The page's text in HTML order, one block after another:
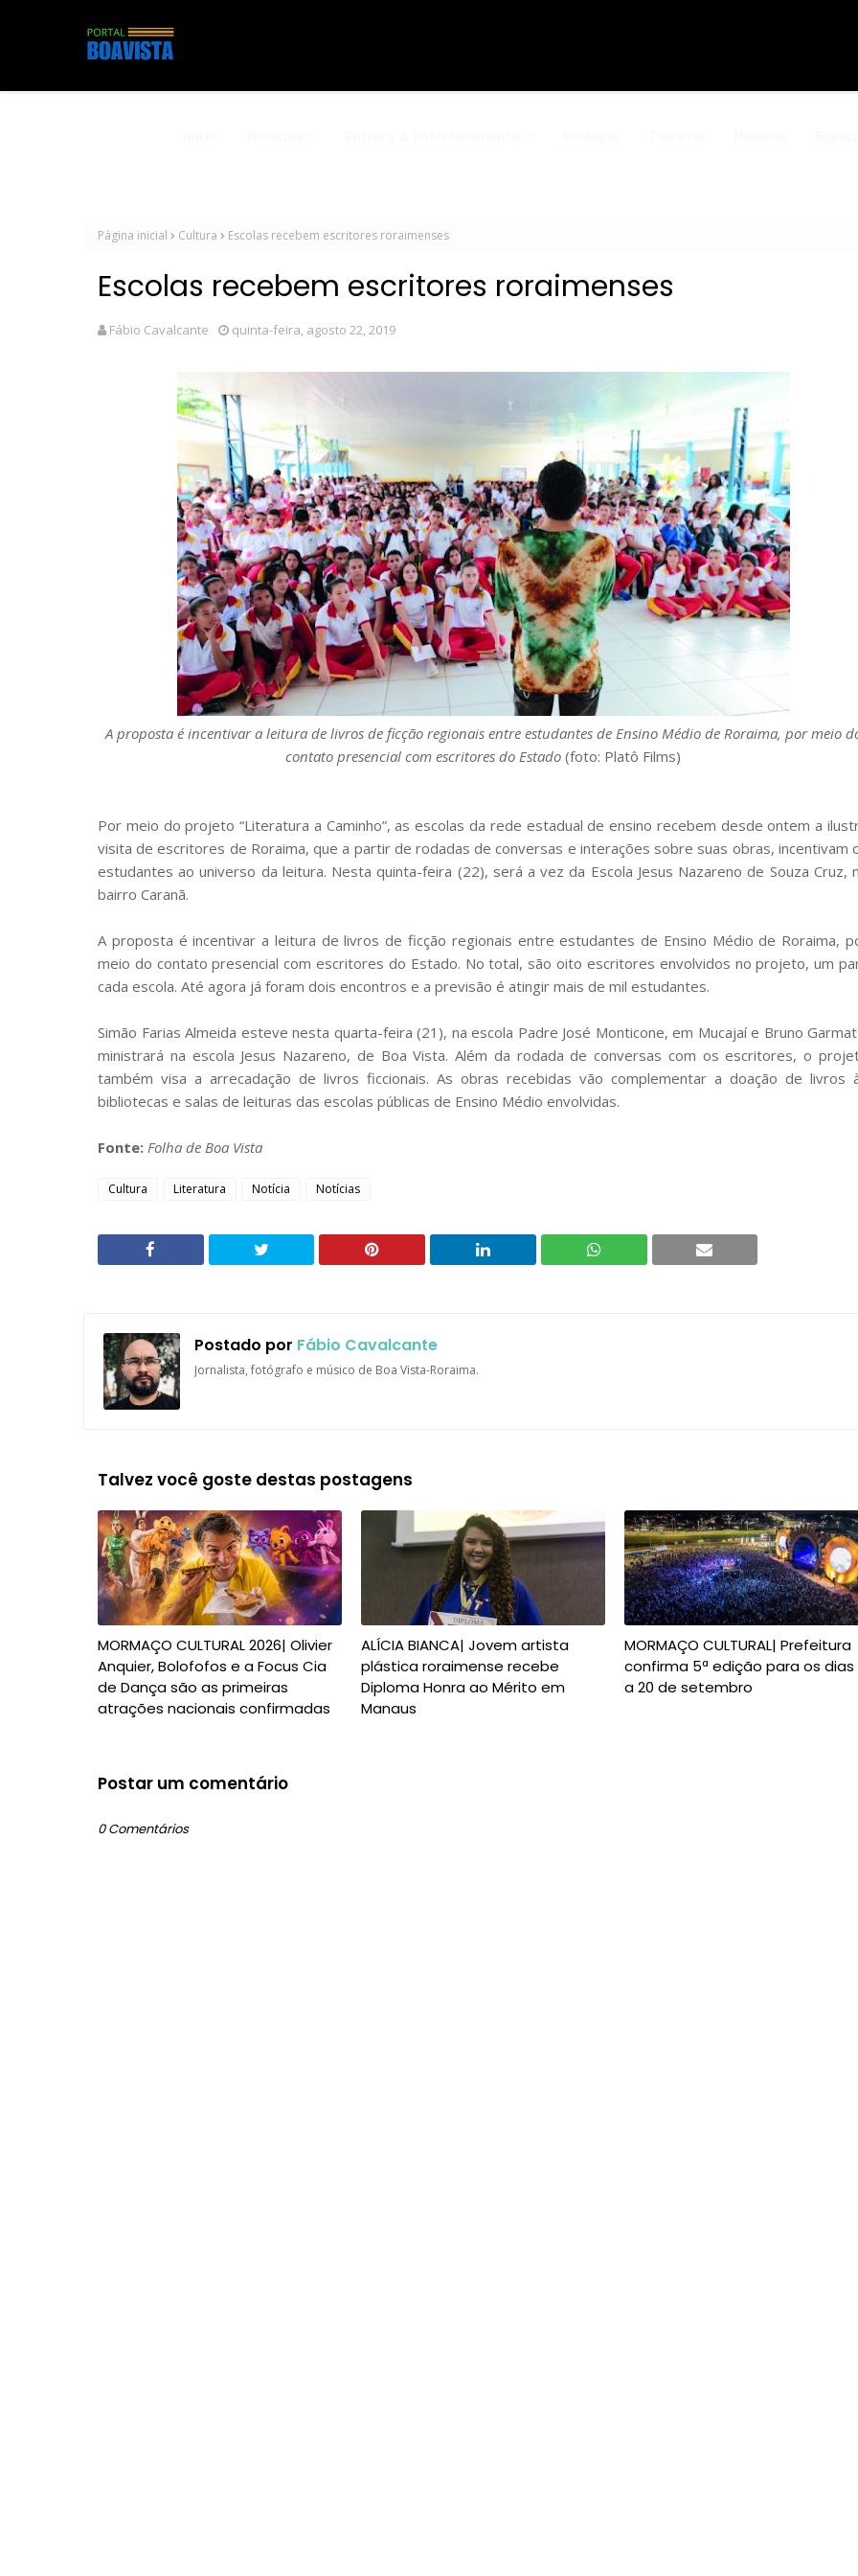
Página inicial Cultura Escolas recebem escritores roraimenses
Escolas recebem escritores roraimenses
Fábio Cavalcante quinta-feira, agosto 22, 2019
A proposta é incentivar a leitura de livros de ficção regionais entre estudantes de Ensino Médio de Roraima, por meio
contato presencial com escritores do Estado (foto: Platô Films)
Por meio do projeto “Literatura a Caminho”, as escolas da rede estadual de ensino recebem desde ontem a
visita de escritores de Roraima, que a partir de rodadas de conversas e interações sobre suas obras, incentivam
estudantes ao universo da leitura. Nesta quinta-feira (22), será a vez da Escola Jesus Nazareno de Souza Cruz,
bairro Caranã.
A proposta é incentivar a leitura de livros de ficção regionais entre estudantes de Ensino Médio de Roraima,
meio do contato presencial com escritores do Estado. No total, são oito escritores envolvidos no projeto, um
cada escola. Até agora já foram dois encontros e a previsão é atingir mais de mil estudantes.
Simão Farias Almeida esteve nesta quarta-feira (21), na escola Padre José Monticone, em Mucajaí e Bruno
ministrará na escola Jesus Nazareno, de Boa Vista. Além da rodada de conversas com os escritores, o
também visa a arrecadação de livros ficcionais. As obras recebidas vão complementar a doação de livros
bibliotecas e salas de leituras das escolas públicas de Ensino Médio envolvidas.
Fonte: Folha de Boa Vista
Cultura Literatura Notícia Notícias
Postado por Fábio Cavalcante
Jornalista, fotógrafo e músico de Boa Vista-Roraima.
Talvez você goste destas postagens
MORMAÇO CULTURAL 2026| Olivier
Anquier, Bolofofos e a Focus Cia
de Dança são as primeiras
atrações nacionais confirmadas
ALÍCIA BIANCA| Jovem artista
plástica roraimense recebe
Diploma Honra ao Mérito em
Manaus
MORMAÇO CULTURAL| Prefeitura
confirma 5ª edição para os dias
a 20 de setembro
Postar um comentário
0 Comentários